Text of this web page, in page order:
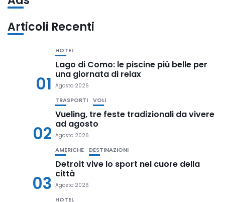
Articoli Recenti
01
HOTEL
Lago di Como: le piscine più belle per
una giornata di relax
Agosto 2026
02
TRASPORTI VOLI
Vueling, tre feste tradizionali da vivere
ad agosto
Agosto 2026
03
AMERICHE DESTINAZIONI
Detroit vive lo sport nel cuore della
città
Agosto 2026
HOTEL